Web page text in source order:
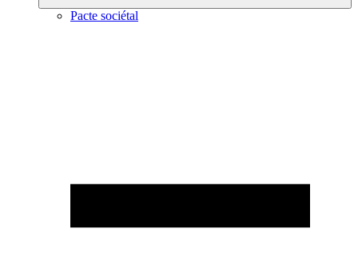
Pacte sociétal